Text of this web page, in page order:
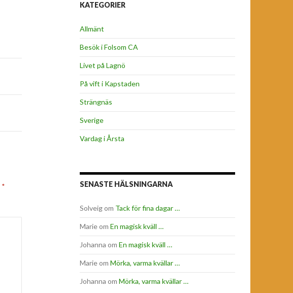
*
KATEGORIER
Allmänt
Besök i Folsom CA
Livet på Lagnö
På vift i Kapstaden
Strängnäs
Sverige
Vardag i Årsta
SENASTE HÄLSNINGARNA
Solveigom Tack för fina dagar …
Marieom En magisk kväll …
Johanna om En magisk kväll …
Marieom Mörka, varma kvällar …
Johanna om Mörka, varma kvällar …